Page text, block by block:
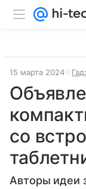
15 марта 2024
со
Авторы идеи